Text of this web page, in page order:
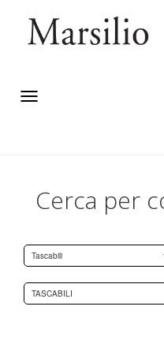
Cerca per